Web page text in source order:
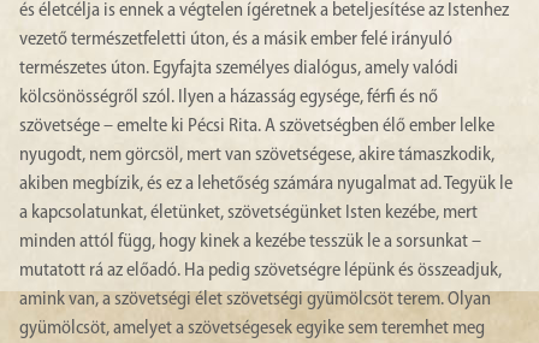
és életcélja is ennek a végtelen ígéretnek a beteljesítése az Istenhez
vezető természetfeletti úton, és a másik ember felé irányuló
természetes úton. Egyfajta személyes dialógus, amely valódi
kölcsönösségről szól. Ilyen a házasság egysége, férfi és nő
szövetsége – emelte ki Pécsi Rita. A szövetségben élő ember lelke
nyugodt, nem görcsöl, mert van szövetségese, akire támaszkodik,
akiben megbízik, és ez a lehetőség számára nyugalmat ad. Tegyük le
a kapcsolatunkat, életünket, szövetségünket Isten kezébe, mert
minden attól függ, hogy kinek a kezébe tesszük le a sorsunkat –
mutatott rá az előadó. Ha pedig szövetségre lépünk és összeadjuk,
amink van, a szövetségi élet szövetségi gyümölcsöt terem. Olyan
gyümölcsöt, amelyet a szövetségesek egyike sem teremhet meg